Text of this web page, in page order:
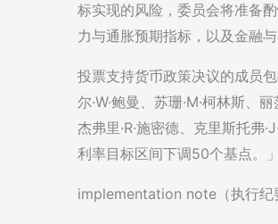
标实现的风险，委员会将准备
力与通胀预期指标，以及金融与
投票支持货币政策决议的成员包
尔·W·鲍曼、苏珊·M·柯林斯、
杰弗里·R·施密德、克里斯托弗
利率目标区间下调50个基点。」
implementation note（执行纪